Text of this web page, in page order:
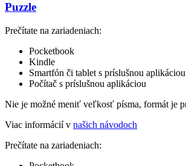
Puzzle
Prečítate na zariadeniach:
Pocketbook
Kindle
Smartfón či tablet s príslušnou aplikáciou
Počítač s príslušnou aplikáciou
Nie je možné meniť veľkosť písma, formát je
Viac informácií v našich návodoch
Prečítate na zariadeniach: